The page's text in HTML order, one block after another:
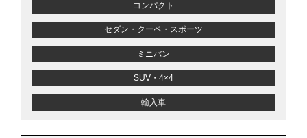
コンパクト
セダン・クーペ・スポーツ
ミニバン
SUV・4×4
輸入車